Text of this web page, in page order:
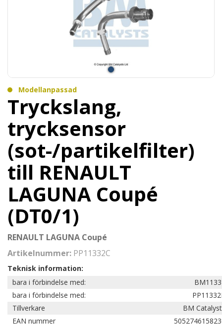
Modellanpassad
Tryckslang,
trycksensor
(sot-/partikelfilter)
till RENAULT
LAGUNA Coupé
(DT0/1)
RENAULT LAGUNA Coupé
Artikelnummer: PP11332C
Teknisk information:
bara i förbindelse med:
bara i förbindelse med:
Tillverkare
BM
EAN nummer